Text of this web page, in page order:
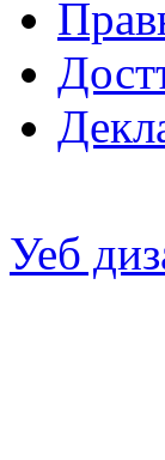
Уеб